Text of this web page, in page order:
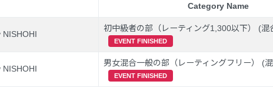
Category Name
初中級者の部（レーティング1,300以下） (混
EVENT FINISHED
男女混合一般の部（レーティングフリー） (
EVENT FINISHED